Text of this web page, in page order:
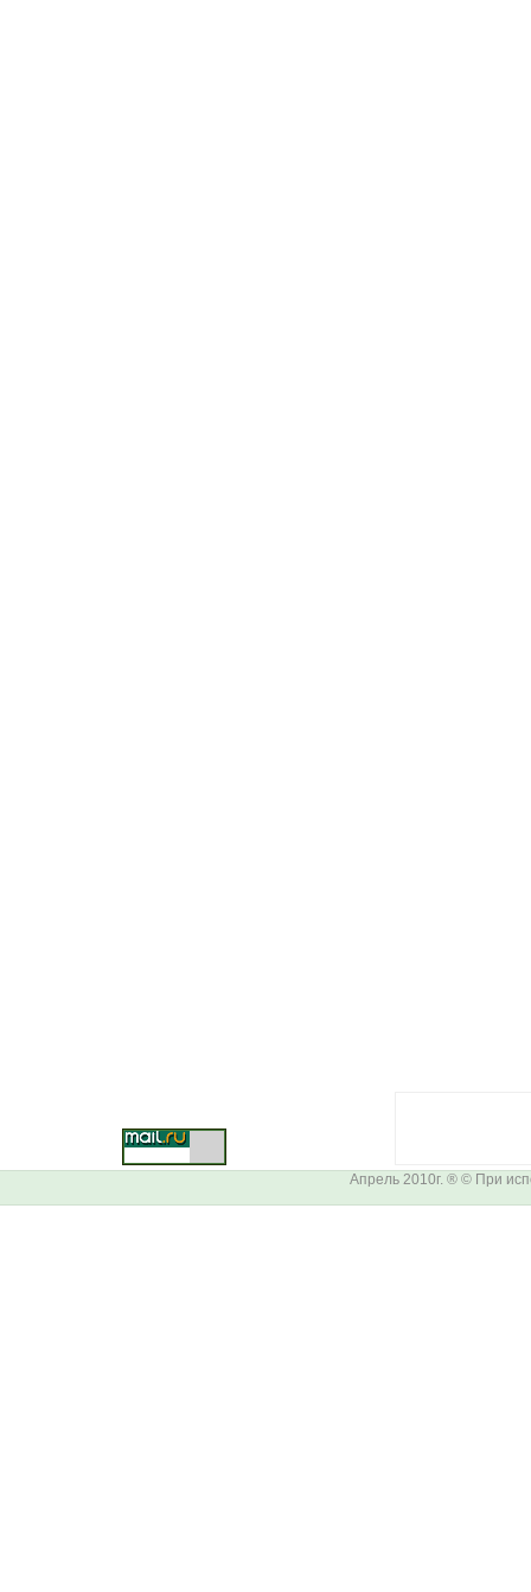
Апрель 2010г. ® © При